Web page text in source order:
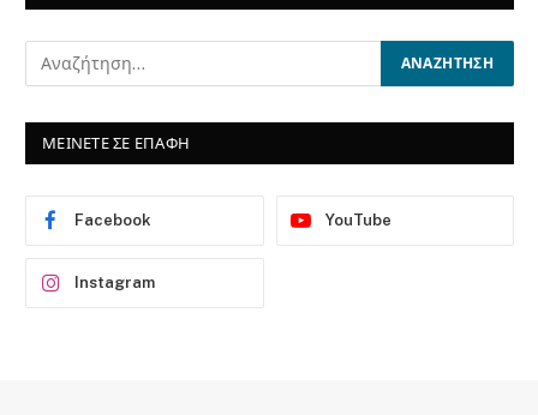
ΜΕΙΝΕΤΕ ΣΕ ΕΠΑΦΗ
Facebook YouTube
Instagram